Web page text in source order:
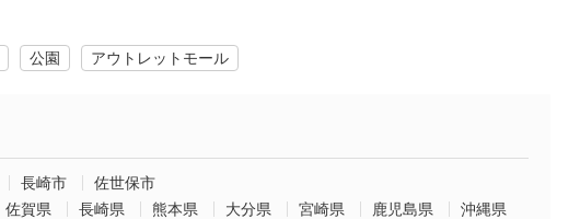
公園 アウトレットモール
長崎市
佐世保市
佐賀県 長崎県 熊本県 大分県 宮崎県 鹿児島県
沖縄県